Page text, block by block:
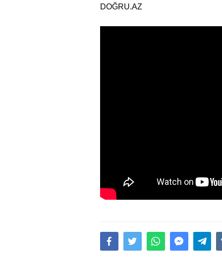
DOĞRU.AZ
Leyla Əliyeva babasının